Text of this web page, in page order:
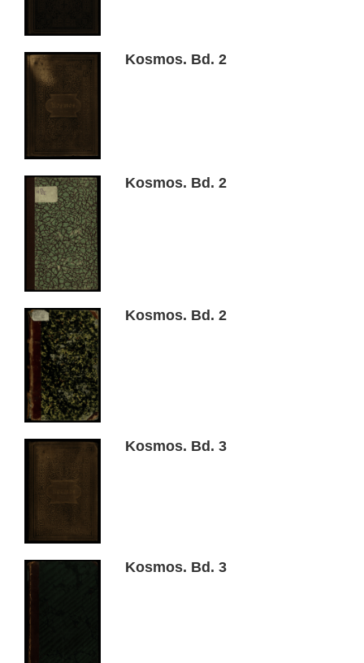
Kosmos. Bd. 2
Kosmos. Bd. 2
Kosmos. Bd. 2
Kosmos. Bd. 3
Kosmos. Bd. 3